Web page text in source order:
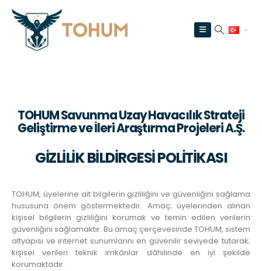
TOHUM Savunma Uzay Havacılık Strateji
Geliştirme ve İleri Araştırma Projeleri A.Ş.
GİZLİLİK BİLDİRGESİ POLİTİKASI
TOHUM, üyelerine ait bilgilerin gizliliğini ve güvenliğini sağlama
hususuna önem göstermektedir. Amaç; üyelerinden alınan
kişisel bilgilerin gizliliğini korumak ve temin edilen verilerin
güvenliğini sağlamaktır. Bu amaç çerçevesinde TOHUM, sistem
altyapısı ve internet sunumlarını en güvenilir seviyede tutarak;
kişisel verileri teknik imkânlar dâhilinde en iyi şekilde
korumaktadır.